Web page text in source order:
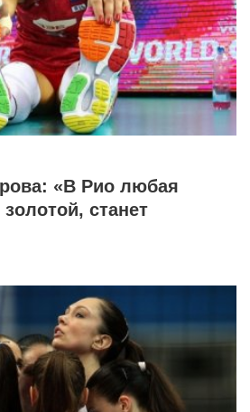
«В Рио любая
станет